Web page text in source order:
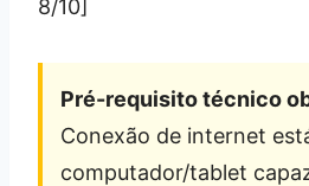
8/10]
Pré-requisito técnico
Conexão de internet
computador/tablet